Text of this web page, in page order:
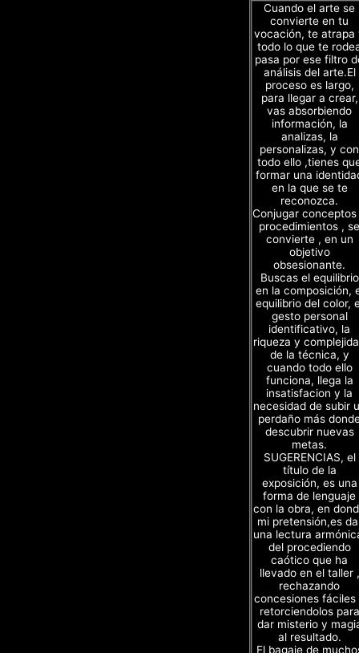
Cuando el arte se
convierte en tu
vocación, te atrapa
todo lo que te
pasa por ese filtro
análisis del arte.El
proceso es largo,
para llegar a crear,
vas absorbiendo
información, la
analizas, la
personalizas, y con
todo ello ,tienes
formar una
en la que se te
reconozca.
Conjugar
procedimientos , se
convierte , en un
objetivo
obsesionante.
Buscas el equilibrio
en la composición,
equilibrio del color,
gesto personal
identificativo, la
riqueza y
de la técnica, y
cuando todo ello
funciona, llega la
insatisfacion y la
necesidad de subir
perdaño más
descubrir nuevas
metas.
SUGERENCIAS, el
título de la
exposición, es una
forma de lenguaje
con la obra, en
mi pretensión,es
una lectura
del procediendo
caótico que ha
llevado en el taller ,
rechazando
concesiones fáciles
retorciendolos para
dar misterio y
al resultado.
El bagaje de